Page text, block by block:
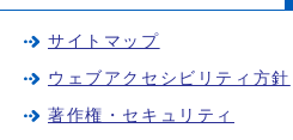
サイトマップ
ウェブアクセシビリティ方針
著作権・セキュリティ